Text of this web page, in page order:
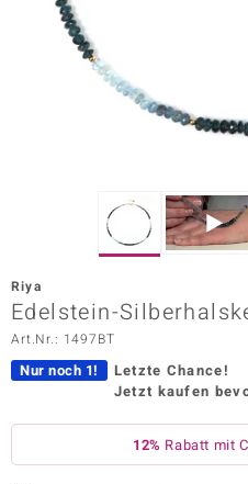
Edition
Vogue
Paraíso
Riya
Edelstein-
Art.Nr.: 1497BT
Nur noch 1!
Letzte Chance!
Jetzt kaufen
12% Rabatt mit